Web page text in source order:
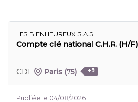
LES BIENHEUREUX S.A.S.
Compte clé national C.H.R. (H/F)
CDI Paris (75) +8
Publiée le 04/08/2026